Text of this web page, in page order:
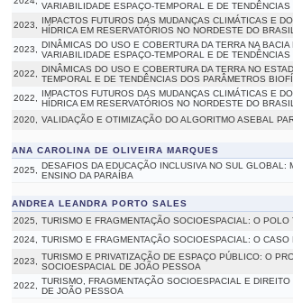
VARIABILIDADE ESPAÇO-TEMPORAL E DE
2023,
IMPACTOS FUTUROS DAS MUDANÇAS CLIMÁTICAS E
HÍDRICA EM RESERVATÓRIOS NO NORDESTE DO BRASIL
2023,
DINÂMICAS DO USO E COBERTURA DA TERRA NA
VARIABILIDADE ESPAÇO-TEMPORAL E DE
2022,
DINÂMICAS DO USO E COBERTURA DA TERRA NO
TEMPORAL E DE TENDÊNCIAS DOS PARÂMETROS
2022,
IMPACTOS FUTUROS DAS MUDANÇAS CLIMÁTICAS E
HÍDRICA EM RESERVATÓRIOS NO NORDESTE DO BRASIL.
2020,
VALIDAÇÃO E OTIMIZAÇÃO DO ALGORITMO ASEBAL
ANA CAROLINA DE OLIVEIRA MARQUES
2025,
DESAFIOS DA EDUCAÇÃO INCLUSIVA NO SUL
ENSINO DA PARAÍBA
ANDREA LEANDRA PORTO SALES
2025,
TURISMO E FRAGMENTAÇÃO SOCIOESPACIAL: O
2024,
TURISMO E FRAGMENTAÇÃO SOCIOESPACIAL: O
2023,
TURISMO E PRIVATIZAÇÃO DE ESPAÇO PÚBLICO: O
SOCIOESPACIAL DE JOÃO PESSOA
2022,
TURISMO, FRAGMENTAÇÃO SOCIOESPACIAL E
DE JOÃO PESSOA